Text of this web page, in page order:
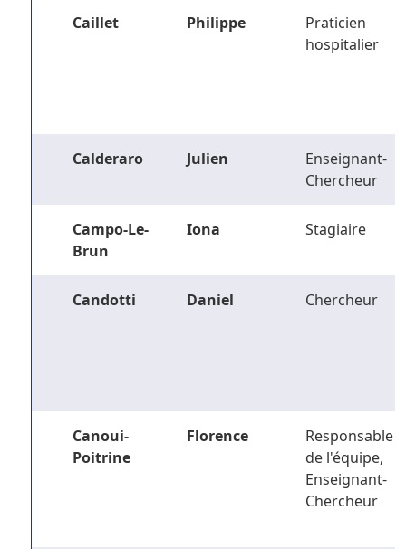
Caillet Philippe
Praticien
hospitalier
Calderaro Julien
Enseignant-
Chercheur
Campo-Le-
Brun
Iona Stagiaire
Candotti Daniel Chercheur
Canoui-
Poitrine
Florence
Responsable
de l'équipe,
Enseignant-
Chercheur